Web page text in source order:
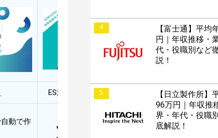
ES添削・面接対策アプリ【無料】
動で作
30秒以内にあなたのESを添削
4
【富士通】平均
円｜年収推移・
代・役職別など
説！
5
【日立製作所】
96万円｜年収推
界・年代・役職
底解説！